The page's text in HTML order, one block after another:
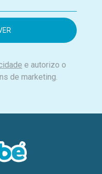
e autorizo o
de marketing.